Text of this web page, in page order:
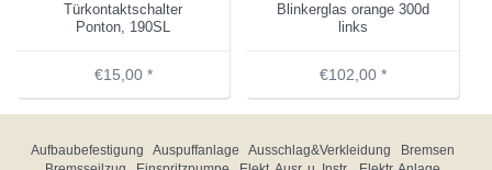
Türkontaktschalter
Ponton, 190SL
€15,00 *
Blinkerglas orange 300d
links
€102,00 *
Aufbaubefestigung Auspuffanlage Ausschlag&Verkleidung
Bremsen